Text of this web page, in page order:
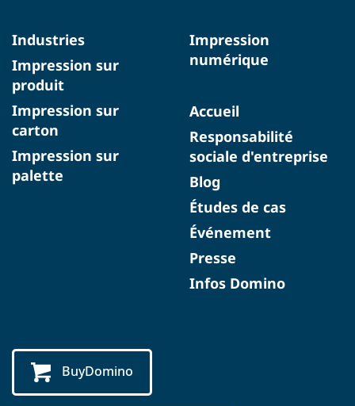
Industries
Impression sur
produit
Impression sur
carton
Impression sur
palette
Impression
numérique
Accueil
Responsabilité
sociale d'entreprise
Blog
Études de cas
Événement
Presse
Infos Domino
BuyDomino